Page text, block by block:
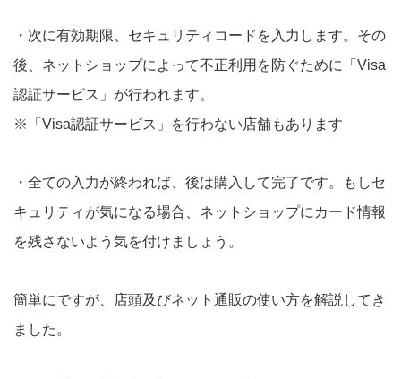
・次に有効期限、セキュリティコードを入力します。その
後、ネットショップによって不正利用を防ぐために「Visa
認証サービス」が行われます。
※「Visa認証サービス」を行わない店舗もあります
・全ての入力が終われば、後は購入して完了です。もしセ
キュリティが気になる場合、ネットショップにカード情報
を残さないよう気を付けましょう。
簡単にですが、店頭及びネット通販の使い方を解説してき
ました。